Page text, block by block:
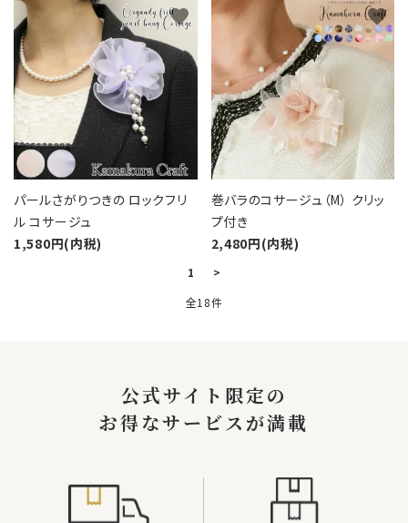
パールさがりつきの ロックフリ
ル コサージュ
1,580円(内税)
favorite
巻バラのコサージュ（M） クリッ
プ付き
2,480円(内税)
favorite
1
>
全18件
公式サイト限定の
お得なサービスが満載